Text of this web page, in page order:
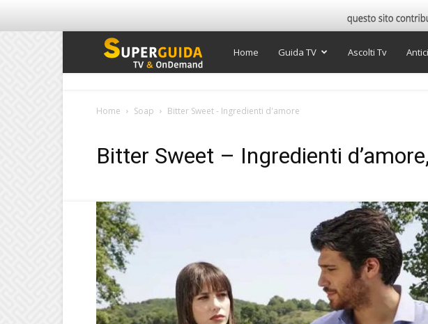
Super
Home Guida TV Ascolti Tv
Home Soap Bitter Sweet - Ingredienti d'amore
Bitter Sweet – Ingredienti